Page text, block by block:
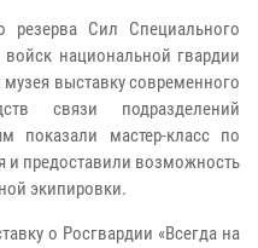
Сил Специального
национальной гвардии
выставку современного
связи подразделений
показали мастер-класс по
и предоставили возможность
экипировки.
о Росгвардии «Всегда на